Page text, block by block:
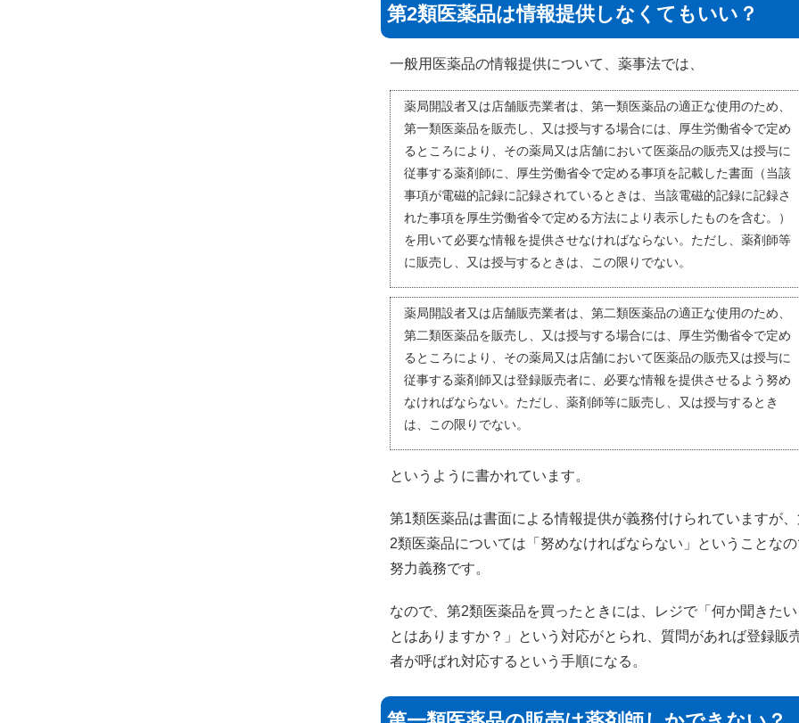
第2類医薬品は情報提供しなくてもいい？
一般用医薬品の情報提供について、薬事法では、
薬局開設者又は店舗販売業者は、第一類医薬品の適正な使用のため、
第一類医薬品を販売し、又は授与する場合には、厚生労働省令で定め
るところにより、その薬局又は店舗において医薬品の販売又は授与に
従事する薬剤師に、厚生労働省令で定める事項を記載した書面（当該
事項が電磁的記録に記録されているときは、当該電磁的記録に記録さ
れた事項を厚生労働省令で定める方法により表示したものを含む。）
を用いて必要な情報を提供させなければならない。ただし、薬剤師等
に販売し、又は授与するときは、この限りでない。
薬局開設者又は店舗販売業者は、第二類医薬品の適正な使用のため、
第二類医薬品を販売し、又は授与する場合には、厚生労働省令で定め
るところにより、その薬局又は店舗において医薬品の販売又は授与に
従事する薬剤師又は登録販売者に、必要な情報を提供させるよう努め
なければならない。ただし、薬剤師等に販売し、又は授与するとき
は、この限りでない。
というように書かれています。
第1類医薬品は書面による情報提供が義務付けられていますが
2類医薬品については「努めなければならない」ということな
努力義務です。
なので、第2類医薬品を買ったときには、レジで「何か聞きた
とはありますか？」という対応がとられ、質問があれば登録販
者が呼ばれ対応するという手順になる。